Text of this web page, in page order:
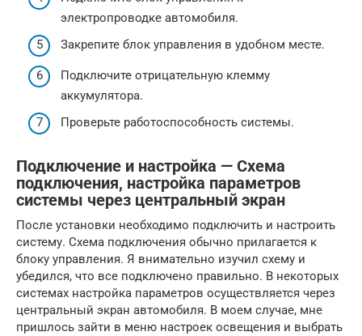
электропроводке автомобиля.
Закрепите блок управления в удобном месте.
Подключите отрицательную клемму
аккумулятора.
Проверьте работоспособность системы.
Подключение и настройка — Схема
подключения, настройка параметров
системы через центральный экран
После установки необходимо подключить и настроить
систему. Схема подключения обычно прилагается к
блоку управления. Я внимательно изучил схему и
убедился, что все подключено правильно. В некоторых
системах настройка параметров осуществляется через
центральный экран автомобиля. В моем случае, мне
пришлось зайти в меню настроек освещения и выбрать